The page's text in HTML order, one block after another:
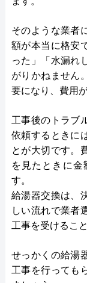
そのような業者
額が本当に格安
った」「水漏れ
がりかねません
要になり、費用
工事後のトラブ
依頼するときに
とが大切です。
を見たときに
す。
給湯器交換は、
しい流れで業者
工事を受けるこ
せっかくの給湯
工事を行っても